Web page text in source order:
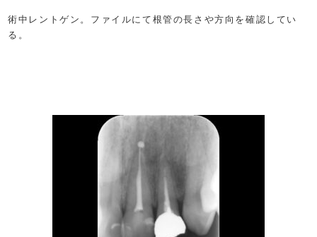
術中レントゲン。ファイルにて根管の長さや方向を確認してい
る。